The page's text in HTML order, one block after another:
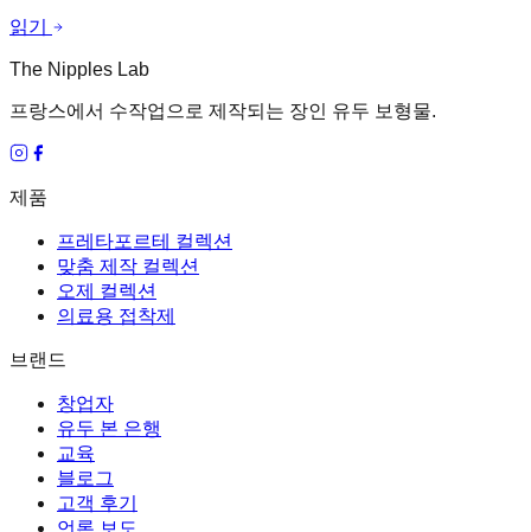
읽기
The Nipples Lab
프랑스에서 수작업으로 제작되는 장인 유두 보형물.
제품
프레타포르테 컬렉션
맞춤 제작 컬렉션
오제 컬렉션
의료용 접착제
브랜드
창업자
유두 본 은행
교육
블로그
고객 후기
언론 보도